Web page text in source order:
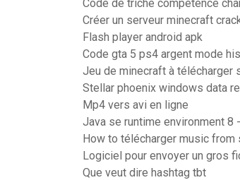
Code de triche compétence
Créer un serveur minecraft
Flash player android apk
Code gta 5 ps4 argent mode
Jeu de minecraft à télécharger
Stellar phoenix windows data
Mp4 vers avi en ligne
Java se runtime environment 8
How to télécharger music
Logiciel pour envoyer un gros
Que veut dire hashtag tbt